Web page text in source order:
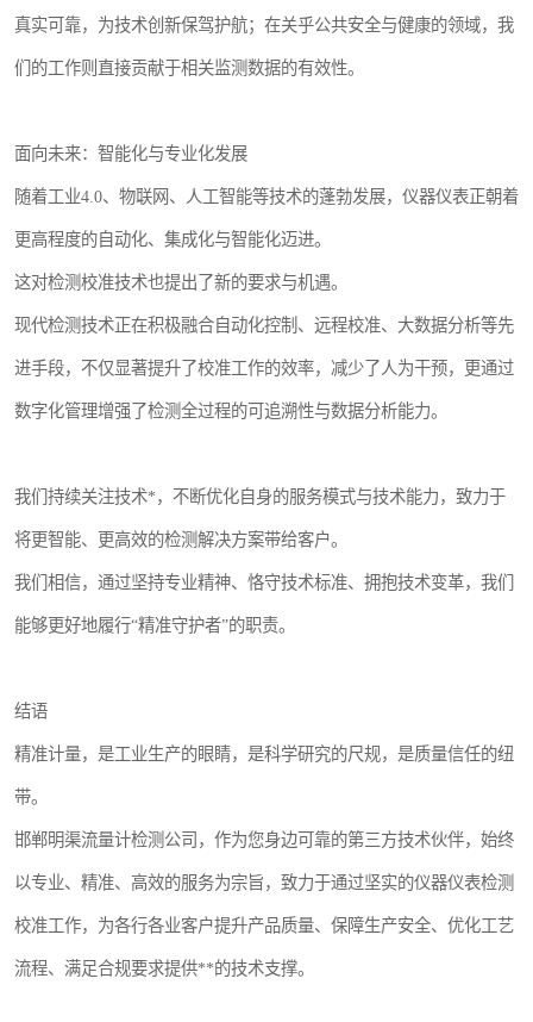
真实可靠，为技术创新保驾护航；在关乎公共安全与健康的领域，我
们的工作则直接贡献于相关监测数据的有效性。
面向未来：智能化与专业化发展
随着工业4.0、物联网、人工智能等技术的蓬勃发展，仪器仪表正朝着
更高程度的自动化、集成化与智能化迈进。
这对检测校准技术也提出了新的要求与机遇。
现代检测技术正在积极融合自动化控制、远程校准、大数据分析等先
进手段，不仅显著提升了校准工作的效率，减少了人为干预，更通过
数字化管理增强了检测全过程的可追溯性与数据分析能力。
我们持续关注技术*，不断优化自身的服务模式与技术能力，致力于
将更智能、更高效的检测解决方案带给客户。
我们相信，通过坚持专业精神、恪守技术标准、拥抱技术变革，我们
能够更好地履行“精准守护者”的职责。
结语
精准计量，是工业生产的眼睛，是科学研究的尺规，是质量信任的纽
带。
邯郸明渠流量计检测公司，作为您身边可靠的第三方技术伙伴，始终
以专业、精准、高效的服务为宗旨，致力于通过坚实的仪器仪表检测
校准工作，为各行各业客户提升产品质量、保障生产安全、优化工艺
流程、满足合规要求提供**的技术支撑。